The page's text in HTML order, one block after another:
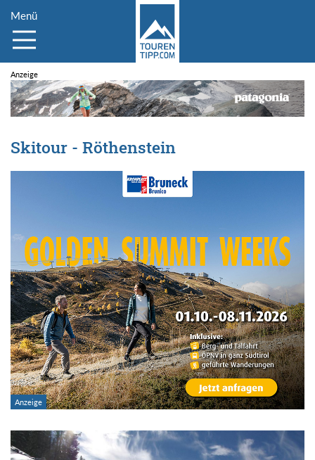
Menü
Skitour - Röthenstein